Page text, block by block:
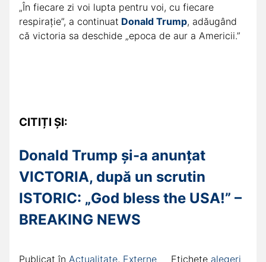
„În fiecare zi voi lupta pentru voi, cu fiecare
respirație”, a continuat Donald Trump, adăugând
că victoria sa deschide „epoca de aur a Americii.”
CITIȚI ȘI:
Donald Trump și-a anunțat
VICTORIA, după un scrutin
ISTORIC: „God bless the USA!” –
BREAKING NEWS
Publicat în Actualitate, Externe Etichete alegeri